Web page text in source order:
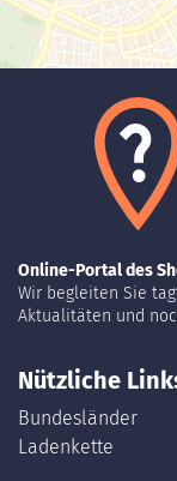
Online-Portal des
Wir begleiten Sie
Aktualitäten und
Nützliche
Bundesländer
Ladenkette